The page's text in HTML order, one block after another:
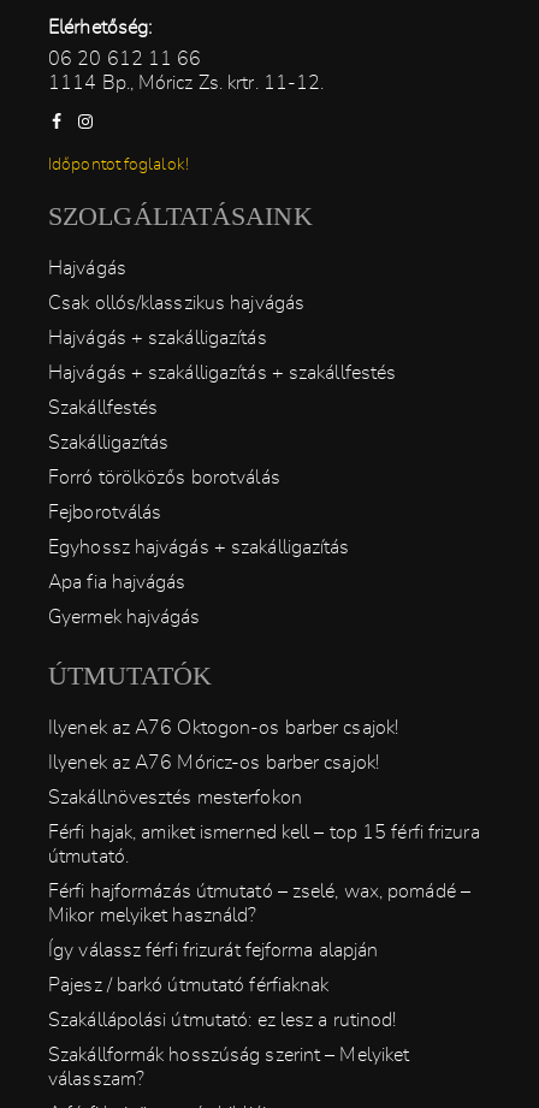
Elérhetőség:
06 20 612 11 66
1114 Bp., Móricz Zs. krtr. 11-12.
Időpontot foglalok!
SZOLGÁLTATÁSAINK
Hajvágás
Csak ollós/klasszikus hajvágás
Hajvágás + szakálligazítás
Hajvágás + szakálligazítás + szakállfestés
Szakállfestés
Szakálligazítás
Forró törölközős borotválás
Fejborotválás
Egyhossz hajvágás + szakálligazítás
Apa fia hajvágás
Gyermek hajvágás
ÚTMUTATÓK
Ilyenek az A76 Oktogon-os barber csajok!
Ilyenek az A76 Móricz-os barber csajok!
Szakállnövesztés mesterfokon
Férfi hajak, amiket ismerned kell – top 15 férfi frizura
útmutató.
Férfi hajformázás útmutató – zselé, wax, pomádé –
Mikor melyiket használd?
Így válassz férfi frizurát fejforma alapján
Pajesz / barkó útmutató férfiaknak
Szakállápolási útmutató: ez lesz a rutinod!
Szakállformák hosszúság szerint – Melyiket
válasszam?